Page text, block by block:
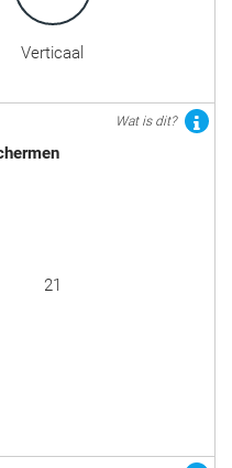
Verticaal
Wat is dit?
21